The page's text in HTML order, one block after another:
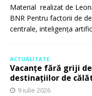
Material realizat de
BNR Pentru factorii de
centrale, inteligența
ACTUALITATE
Vacanțe fără griji de
destinațiilor de
9 iulie 2026